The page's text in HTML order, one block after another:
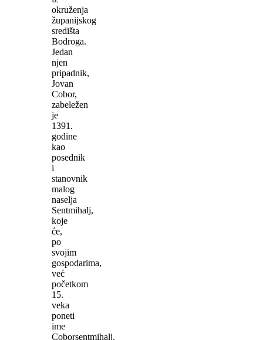
okruženja
županijskog
središta
Bodroga.
Jedan
njen
pripadnik,
Jovan
Cobor,
zabeležen
je
1391.
godine
kao
posednik
i
stanovnik
malog
naselja
Sentmihalj,
koje
će,
po
svojim
gospodarima,
već
početkom
15.
veka
poneti
ime
Coborsentmihalj.